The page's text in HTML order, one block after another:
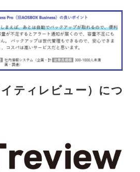
ティレビュー）につ